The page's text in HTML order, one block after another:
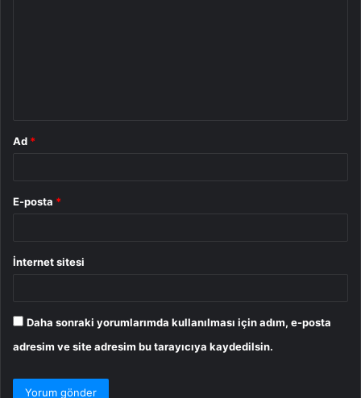
Ad *
E-posta *
İnternet sitesi
Daha sonraki yorumlarımda kullanılması için adım, e-posta
adresim ve site adresim bu tarayıcıya kaydedilsin.